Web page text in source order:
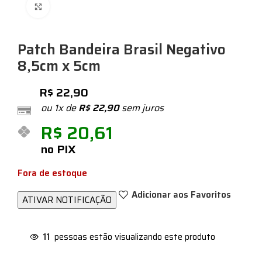
Patch Bandeira Brasil Negativo
8,5cm x 5cm
R$ 22,90
ou 1x deR$22,90sem juros
R$ 20,61
no PIX
Fora de estoque
Adicionar aos Favoritos
11 pessoas estão visualizando este produto